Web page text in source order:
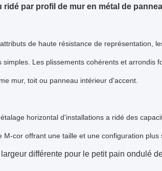
ridé par profil de mur en métal de
de haute résistance de représentation,
Les plissements cohérents et arrondis
mur, toit ou panneau intérieur d'accent.
horizontal d'installations a ridé des
cor offrant une taille et une configuration
largeur différente pour le petit pain ondulé